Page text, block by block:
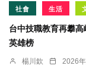
社會 生活
台中技職教育再攀
英雄榜
楊川欽 2026